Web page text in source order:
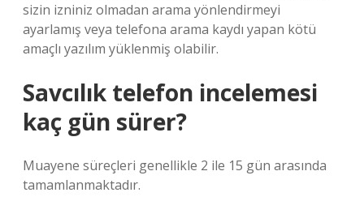
sizin izniniz olmadan arama yönlendirmeyi
ayarlamış veya telefona arama kaydı yapan kötü
amaçlı yazılım yüklenmiş olabilir.
Savcılık telefon incelemesi
kaç gün sürer?
Muayene süreçleri genellikle 2 ile 15 gün arasında
tamamlanmaktadır.